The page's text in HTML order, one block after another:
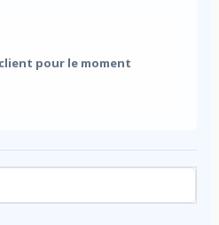
pour le moment